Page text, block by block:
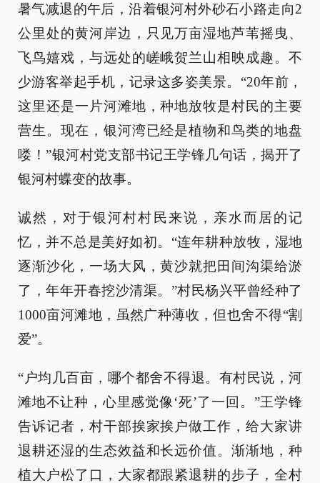
暑气减退的午后，沿着银河村外砂石小路走向2
公里处的黄河岸边，只见万亩湿地芦苇摇曳、
飞鸟嬉戏，与远处的嵯峨贺兰山相映成趣。不
少游客举起手机，记录这多姿美景。“20年前，
这里还是一片河滩地，种地放牧是村民的主要
营生。现在，银河湾已经是植物和鸟类的地盘
喽！”银河村党支部书记王学锋几句话，揭开了
银河村蝶变的故事。
诚然，对于银河村村民来说，亲水而居的记
忆，并不总是美好如初。“连年耕种放牧，湿地
逐渐沙化，一场大风，黄沙就把田间沟渠给淤
了，年年开春挖沙清渠。”村民杨兴平曾经种了
1000亩河滩地，虽然广种薄收，但也舍不得“割
爱”。
“户均几百亩，哪个都舍不得退。有村民说，河
滩地不让种，心里感觉像‘死’了一回。”王学锋
告诉记者，村干部挨家挨户做工作，给大家讲
退耕还湿的生态效益和长远价值。渐渐地，种
植大户松了口，大家都跟紧退耕的步子，全村